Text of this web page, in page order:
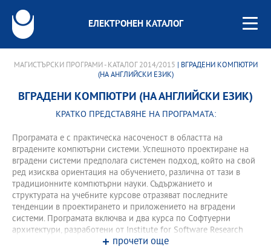
ЕЛЕКТРОНЕН КАТАЛОГ
МАГИСТЪРСКИ ПРОГРАМИ - КАТАЛОГ 2014/2015 | ВГРАДЕНИ КОМПЮТРИ
(НА АНГЛИЙСКИ ЕЗИК)
ВГРАДЕНИ КОМПЮТРИ (НА АНГЛИЙСКИ ЕЗИК)
КРАТКО ПРЕДСТАВЯНЕ НА ПРОГРАМАТА:
Програмата е с практическа насоченост в областта на
вградените компютърни системи. Успешното проектиране на
вградени системи предполага системен подход, който на свой
ред изисква ориентация на обучението, различна от тази в
традиционните компютърни науки. Съдържанието и
структурата на учебните курсове отразяват последните
тенденции в проектирането и приложението на вградени
системи. Програмата включва и два курса по Софтуерни
архитектури, разработени от Institute for Software Research
към университета Carnegie Mellon University.
прочети още